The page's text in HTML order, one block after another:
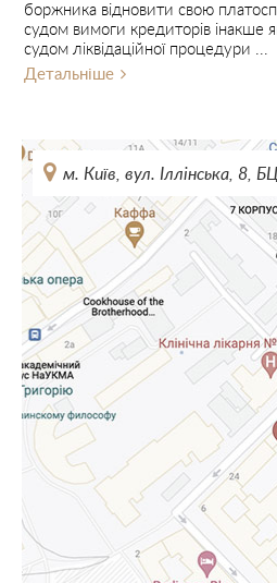
боржника відновити свою
судом вимоги кредиторів інакше
судом ліквідаційної процедури ...
Детальніше
м. Київ, вул. Іллінська, 8,